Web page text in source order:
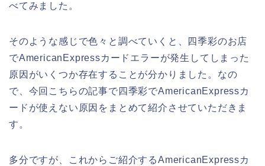
べてみました。
そのような感じで色々と調べていくと、四季彩のお店
でAmericanExpressカードエラーが発生してしまった
原因がいくつか存在することが分かりました。なの
で、今回こちらの記事で四季彩でAmericanExpressカ
ードが使えない原因をまとめて紹介させていただきま
す。
多分ですが、これからご紹介するAmericanExpressカ